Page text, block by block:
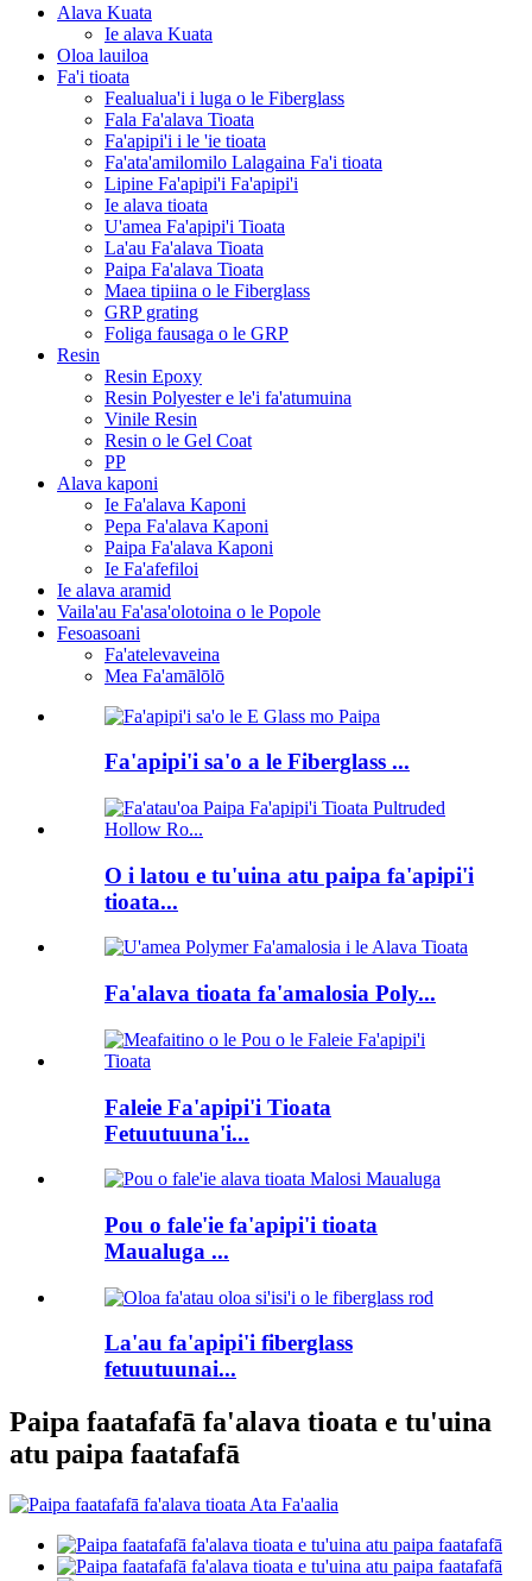
Alava Kuata
Ie alava Kuata
Oloa lauiloa
Fa'i tioata
Fealualua'i i luga o le Fiberglass
Fala Fa'alava Tioata
Fa'apipi'i i le 'ie tioata
Fa'ata'amilomilo Lalagaina Fa'i tioata
Lipine Fa'apipi'i Fa'apipi'i
Ie alava tioata
U'amea Fa'apipi'i Tioata
La'au Fa'alava Tioata
Paipa Fa'alava Tioata
Maea tipiina o le Fiberglass
GRP grating
Foliga fausaga o le GRP
Resin
Resin Epoxy
Resin Polyester e le'i fa'atumuina
Vinile Resin
Resin o le Gel Coat
PP
Alava kaponi
Ie Fa'alava Kaponi
Pepa Fa'alava Kaponi
Paipa Fa'alava Kaponi
Ie Fa'afefiloi
Ie alava aramid
Vaila'au Fa'asa'olotoina o le Popole
Fesoasoani
Fa'atelevaveina
Mea Fa'amālōlō
Fa'apipi'i sa'o a le Fiberglass ...
O i latou e tu'uina atu paipa fa'apipi'i
tioata...
Fa'alava tioata fa'amalosia Poly...
Faleie Fa'apipi'i Tioata
Fetuutuuna'i...
Pou o fale'ie fa'apipi'i tioata
Maualuga ...
La'au fa'apipi'i fiberglass
fetuutuunai...
Paipa faatafafā fa'alava tioata e tu'uina
atu paipa faatafafā